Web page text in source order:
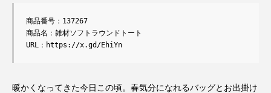
商品番号：137267
商品名：雑材ソフトラウンドトート
URL：https://x.gd/EhiYn
暖かくなってきた今日この頃。春気分になれるバッグとお出掛け